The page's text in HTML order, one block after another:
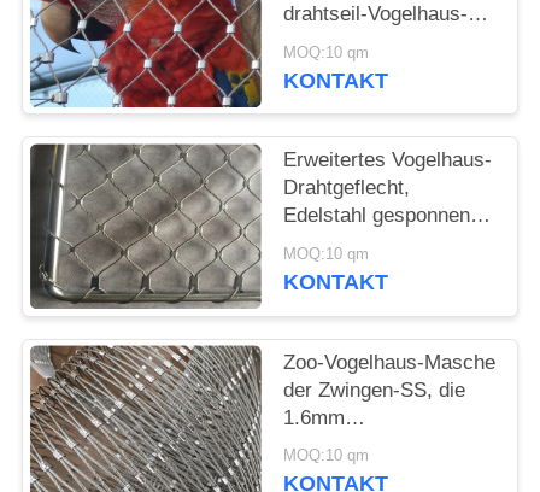
DATENSCHUTZRICHTLINIE
drahtseil-Vogelhaus-
Maschendraht-Zoo-
Projekt Stainelss Stahl
MOQ:10 qm
KONTAKT
Erweitertes Vogelhaus-
Drahtgeflecht,
Edelstahl gesponnener
Vogel-Vogelhaus-
Maschendraht
MOQ:10 qm
KONTAKT
Zoo-Vogelhaus-Masche
der Zwingen-SS, die
1.6mm
Drahtdurchmesser-
polierte Oberfläche
MOQ:10 qm
KONTAKT